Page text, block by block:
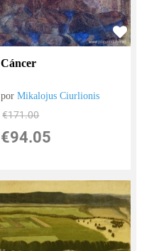
Cáncer
porMikalojus Ciurlionis
€171.00
€94.05